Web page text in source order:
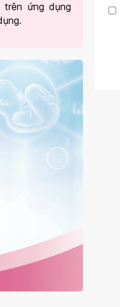
ứng dụng